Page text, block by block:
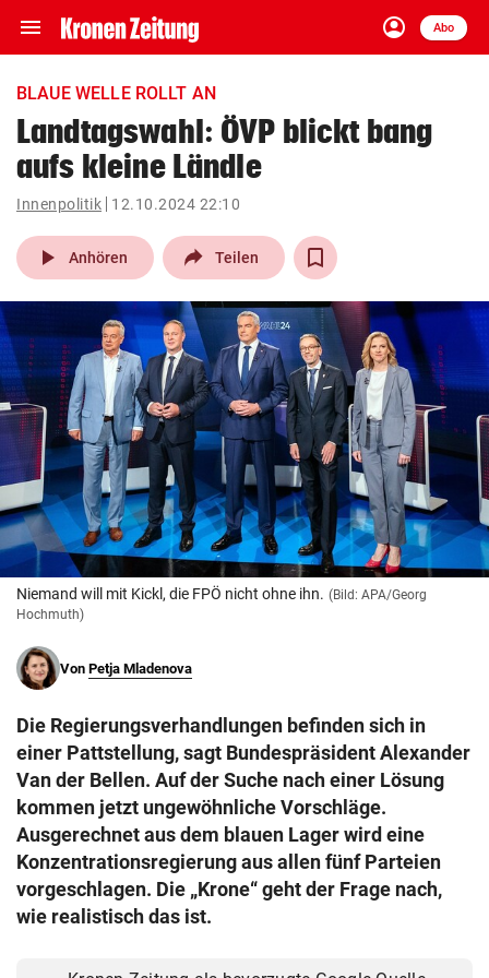
menu Navigation
ein-/ausklappen
account_circle
Anmelden
Abo
close Schließen
Abonnieren
account_circle Anmelden
pin_drop
Wien arrow_right
bookmark
search
Suchbegriff
eingeben
© Krone Multimedia GmbH & Co KG 2026
Muthgasse 2, 1190 Wien
BLAUE WELLE ROLLT AN
Landtagswahl: ÖVP blickt bang
aufs kleine Ländle
Innenpolitik 12.10.2024 22:10
play_arrow Anhören Teilen
Niemand will mit Kickl, die FPÖ nicht ohne ihn. (Bild: APA/Georg
Hochmuth)
Von Petja Mladenova
Die Regierungsverhandlungen befinden sich in
einer Pattstellung, sagt Bundespräsident Alexander
Van der Bellen. Auf der Suche nach einer Lösung
kommen jetzt ungewöhnliche Vorschläge.
Ausgerechnet aus dem blauen Lager wird eine
Konzentrationsregierung aus allen fünf Parteien
vorgeschlagen. Die „Krone“ geht der Frage nach,
wie realistisch das ist.